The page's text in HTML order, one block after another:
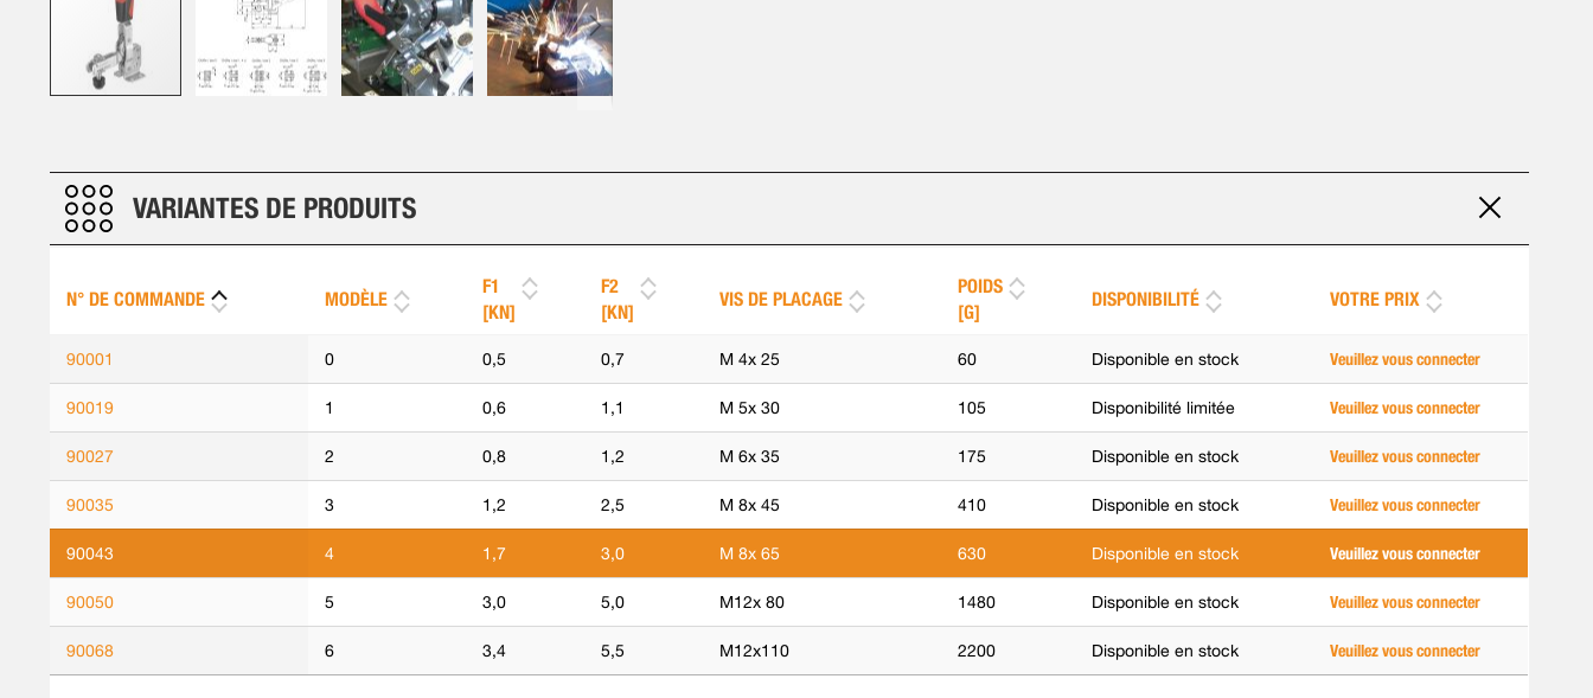
the
beginning
the
gallery
VARIANTES DE PRODUITS
N° DE COMMANDE MODÈLE
F1
[KN]
F2
[KN]
VIS DE PLACAGE
POIDS
[G]
DISPONIBILITÉ VOTRE PRIX
90001 0 0,5 0,7 M 4x 25 60 Disponible en stock Veuillez vous connecter
90019 1 0,6 1,1 M 5x 30 105 Disponibilité limitée Veuillez vous connecter
90027 2 0,8 1,2 M 6x 35 175 Disponible en stock Veuillez vous connecter
90035 3 1,2 2,5 M 8x 45 410 Disponible en stock Veuillez vous connecter
90043 4 1,7 3,0 M 8x 65 630 Disponible en stock Veuillez vous connecter
90050 5 3,0 5,0 M12x 80 1480 Disponible en stock Veuillez vous connecter
90068 6 3,4 5,5 M12x110 2200 Disponible en stock Veuillez vous connecter